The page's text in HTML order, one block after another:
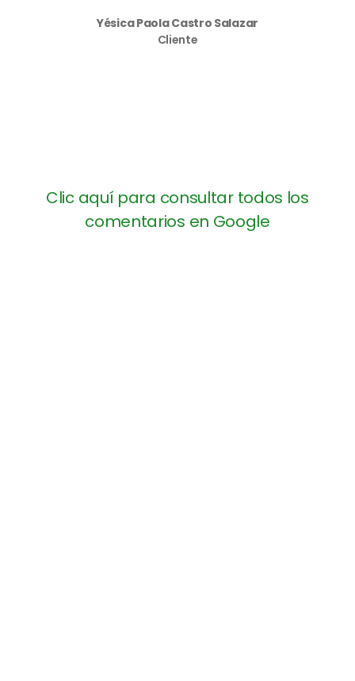
Yésica Paola Castro Salazar
Cliente
Clic aquí para consultar todos los
comentarios en Google